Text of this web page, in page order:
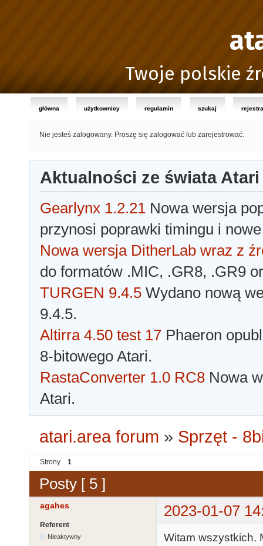
Twoje polskie
główna użytkownicy regulamin szukaj
Nie jesteś zalogowany. Proszę się zalogować lub zarejestrować.
Aktualności ze świata Atari
Gearlynx 1.2.21 Nowa wersja
przynosi poprawki timingu i
Nowa wersja DitherLab wraz z
do formatów .MIC, .GR8, .GR9
TURGEN 9.4.5 Wydano nową
9.4.5.
Altirra 4.50 test 17 Phaeron
8-bitowego Atari.
RastaConverter 1.0 RC8 Nowa
Atari.
atari.area forum » Sprzęt -
Strony 1
Posty [ 5 ]
agahes 2023-01-07
Referent
Nieaktywny
Witam wszystkich.